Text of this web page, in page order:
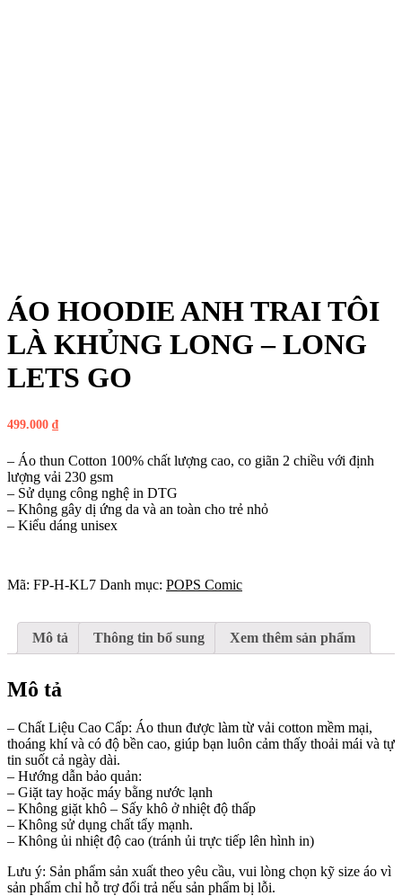
ÁO HOODIE ANH TRAI TÔI
LÀ KHỦNG LONG – LONG
LETS GO
499.000 ₫
– Áo thun Cotton 100% chất lượng cao, co giãn 2 chiều với định
lượng vải 230 gsm
– Sử dụng công nghệ in DTG
– Không gây dị ứng da và an toàn cho trẻ nhỏ
– Kiểu dáng unisex
Mã: FP-H-KL7 Danh mục: POPS Comic
Mô tả Thông tin bổ sung Xem thêm sản phẩm
Mô tả
– Chất Liệu Cao Cấp: Áo thun được làm từ vải cotton mềm mại,
thoáng khí và có độ bền cao, giúp bạn luôn cảm thấy thoải mái và tự
tin suốt cả ngày dài.
– Hướng dẫn bảo quản:
– Giặt tay hoặc máy bằng nước lạnh
– Không giặt khô – Sấy khô ở nhiệt độ thấp
– Không sử dụng chất tẩy mạnh.
– Không ủi nhiệt độ cao (tránh ủi trực tiếp lên hình in)
Lưu ý: Sản phẩm sản xuất theo yêu cầu, vui lòng chọn kỹ size áo vì
sản phẩm chỉ hỗ trợ đổi trả nếu sản phẩm bị lỗi.